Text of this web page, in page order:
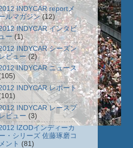
INDYCAR reportメ
ルマガジン (12)
INDYCAR インタビ
ー (1)
INDYCAR シーズン
レビュー (2)
INDYCAR ニュース
INDYCAR レポート
INDYCAR レースプ
ビュー (3)
IZODインディーカ
・シリーズ 佐藤琢磨コ
メント (81)